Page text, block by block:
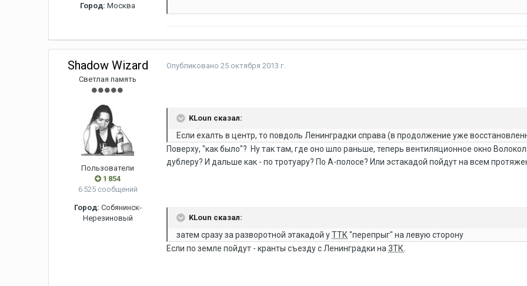
Город: Москва
Shadow Wizard
Светлая память
Пользователи
1 854
6 525 сообщений
Город: Собянинск-
Нерезиновый
Опубликовано25 октября 2013 г.
KLoun сказал:
Если ехалть в центр, то повдоль Ленинградки справа (в продолжение уже
Поверху, "как было"? Ну так там, где оно шло раньше, теперь вентиляционное окно
дублеру? И дальше как - по тротуару? По А-полосе? Или эстакадой пойдут на всем
KLoun сказал:
затем сразу за разворотной этакадой уТТК "перепрыг" на левую сторону
Если по земле пойдут - кранты съезду с Ленинградки на3ТК